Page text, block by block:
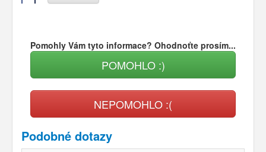
Pomohly Vám tyto informace? Ohodnoťte prosím...
POMOHLO :)
NEPOMOHLO :(
Podobné dotazy